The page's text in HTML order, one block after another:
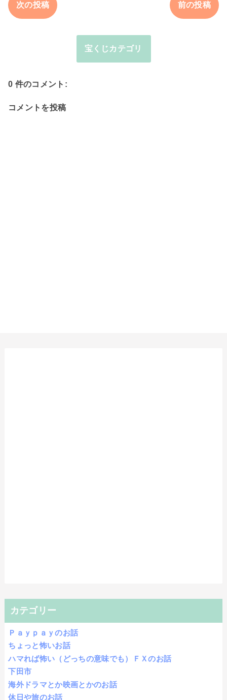
次の投稿 前の投稿
宝くじカテゴリ
0 件のコメント:
コメントを投稿
カテゴリー
Ｐａｙｐａｙのお話
ちょっと怖いお話
ハマれば怖い（どっちの意味でも）ＦＸのお話
下田市
海外ドラマとか映画とかのお話
休日や旅のお話